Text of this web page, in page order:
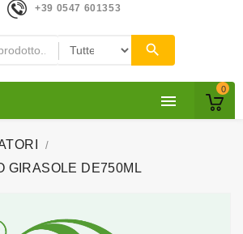
0
+39 0547 601353

GIRASOLE DE750ML